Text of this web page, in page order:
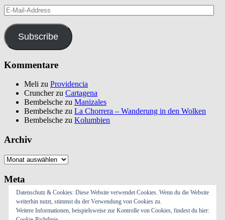
E-
Mail-
Address
Subscribe
Kommentare
Meli zu Providencia
Cruncherzu Cartagena
Bembelsche zu Manizales
Bembelsche zu La Chorrera – Wanderung in den Wolken
Bembelsche zu Kolumbien
Archiv
Archiv
Meta
Anmelden
Eintrags-Feed
Kommentar-Feed
Datenschutz & Cookies: Diese Website verwendet Cookies. Wenn du die Website
weiterhin nutzt, stimmst du der Verwendung von Cookies zu.
Weitere Informationen, beispielsweise zur Kontrolle von Cookies, findest du hier: